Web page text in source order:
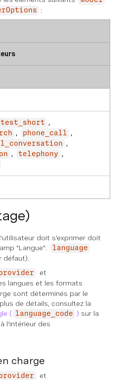
:
,
, phone_call ,
,
, telephony ,
doit s'exprimer doit
"Langue".
language
défaut).
et
langues et les formats
sont déterminés par le
de détails, consultez la
( language_code ) sur la
l'intérieur des
charge
et